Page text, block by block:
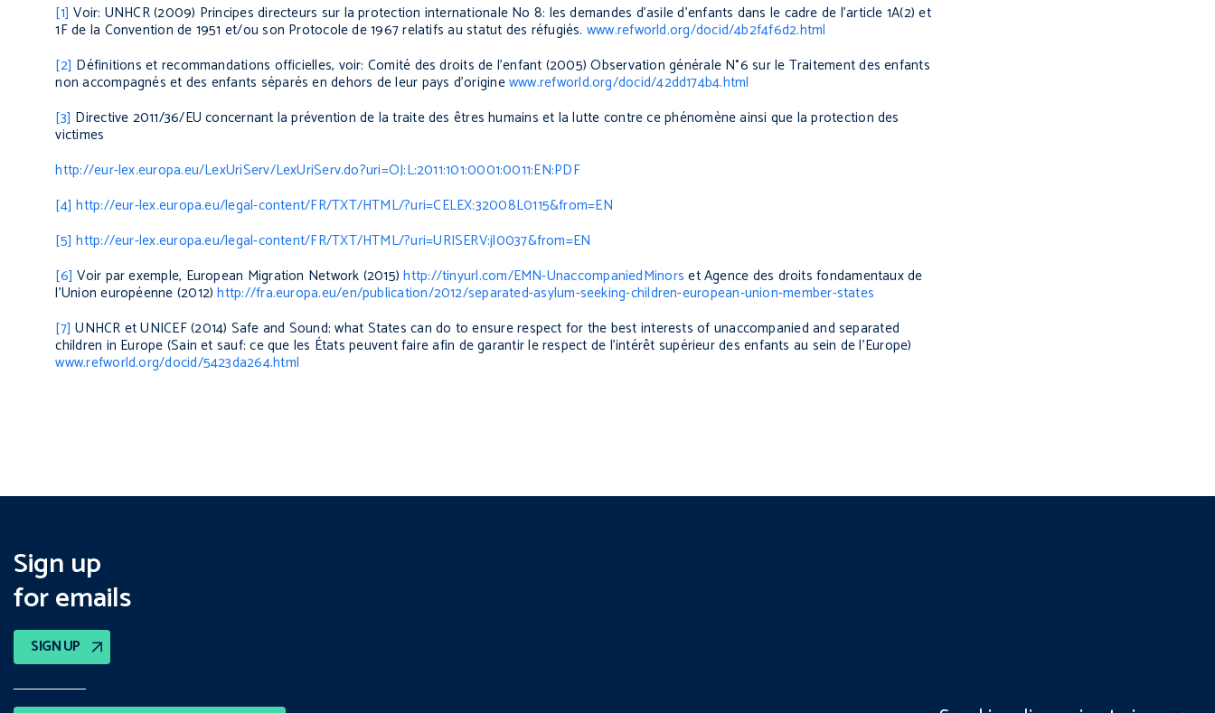
[1] Voir: UNHCR (2009) Principes directeurs sur la protection internationale No 8: les demandes d’asile d’enfants dans le cadre de l’article 1A(2) et
1F de la Convention de 1951 et/ou son Protocole de 1967 relatifs au statut des réfugiés. www.refworld.org/docid/4b2f4f6d2.html
[2] Définitions et recommandations officielles, voir: Comité des droits de l’enfant (2005)Observation générale N°6 sur le Traitement des enfants
non accompagnés et des enfants séparés en dehors de leur pays d’originewww.refworld.org/docid/42dd174b4.html
[3] Directive 2011/36/EU concernant la prévention de la traite des êtres humains et la lutte contre ce phénomène ainsi que la protection des
victimes
http://eur-lex.europa.eu/LexUriServ/LexUriServ.do?uri=OJ:L:2011:101:0001:0011:EN:PDF
[4] http://eur-lex.europa.eu/legal-content/FR/TXT/HTML/?uri=CELEX:32008L0115&from=EN
[5] http://eur-lex.europa.eu/legal-content/FR/TXT/HTML/?uri=URISERV:jl0037&from=EN
[6] Voir par exemple, European Migration Network (2015)http://tinyurl.com/EMN-UnaccompaniedMinorset Agence des droits fondamentaux de
l’Union européenne (2012)http://fra.europa.eu/en/publication/2012/separated-asylum-seeking-children-european-union-member-states
[7] UNHCR et UNICEF (2014) Safe and Sound: what States can do to ensure respect for the best interests of unaccompanied and separated
children in Europe (Sain et sauf: ce que les États peuvent faire afin de garantir le respect de l’intérêt supérieur des enfants au sein de l’Europe)
www.refworld.org/docid/5423da264.html
Sign up
for emails
SIGN UP